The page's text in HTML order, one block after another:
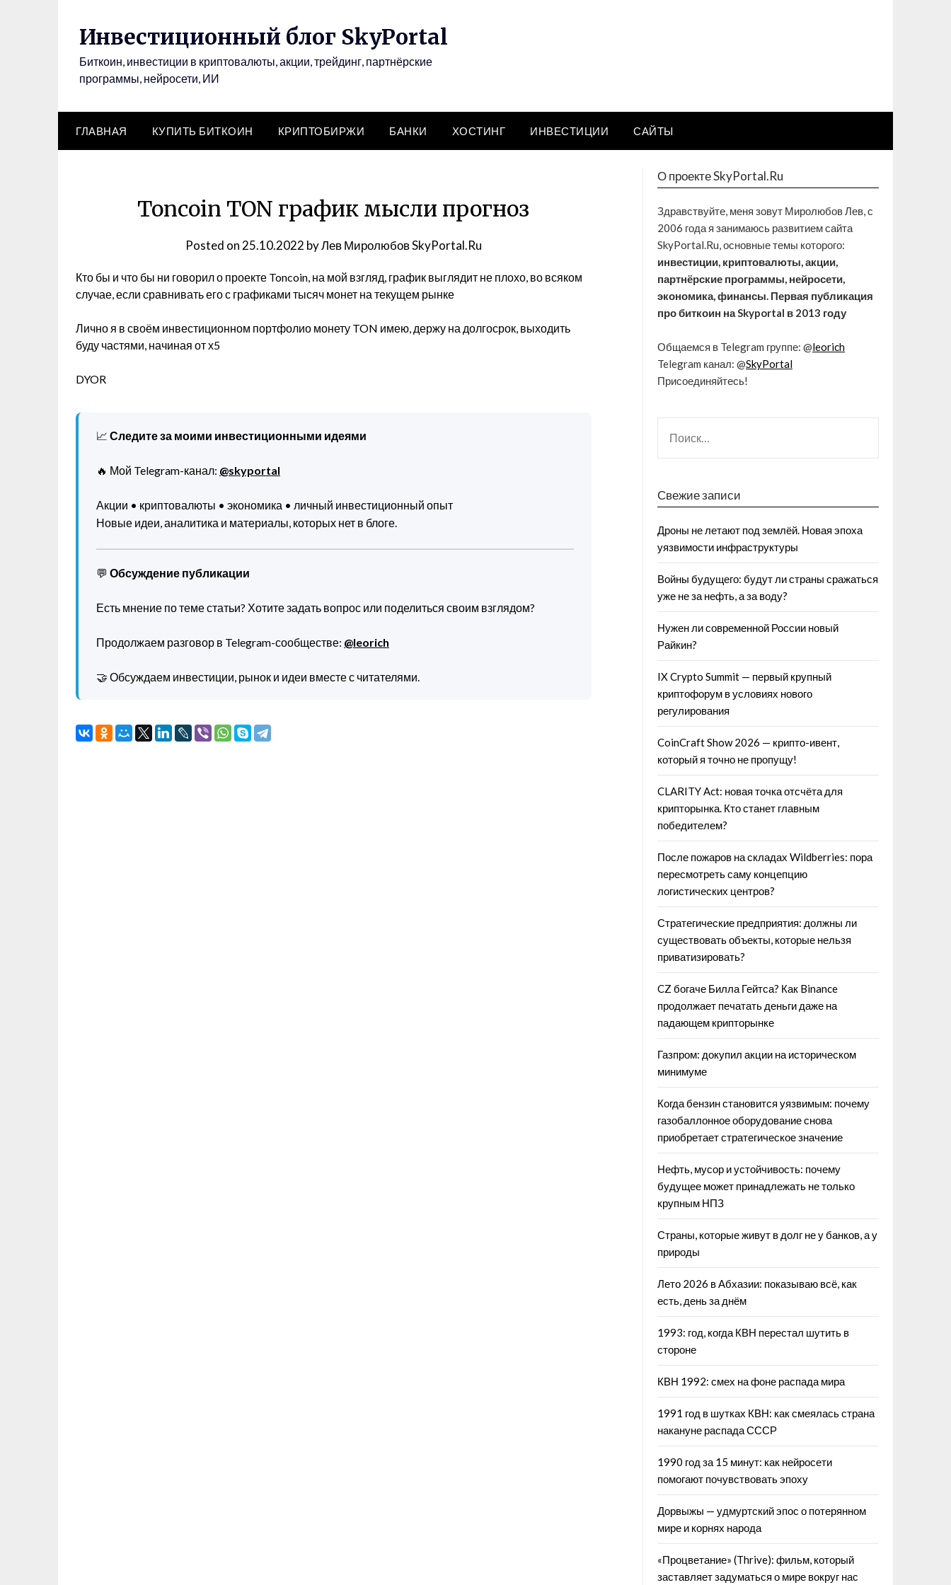
Инвестиционный блог SkyPortal
Биткоин, инвестиции в криптовалюты, акции, трейдинг, партнёрские
программы, нейросети, ИИ
ГЛАВНАЯ КУПИТЬ БИТКОИН КРИПТОБИРЖИ БАНКИ ХОСТИНГ ИНВЕСТИЦИИ САЙТЫ
Toncoin TON график мысли прогноз
Posted on 25.10.2022 byЛев Миролюбов SkyPortal.Ru
Кто бы и что бы ни говорил о проекте Toncoin, на мой взгляд, график выглядит не плохо, во всяком
случае, если сравнивать его с графиками тысяч монет на текущем рынке
Лично я в своём инвестиционном портфолио монету TON имею, держу на долгосрок, выходить
буду частями, начиная от х5
DYOR
📈 Следите за моими инвестиционными идеями
🔥 Мой Telegram-канал: @skyportal
Акции • криптовалюты • экономика • личный инвестиционный опыт
Новые идеи, аналитика и материалы, которых нет в блоге.
💬 Обсуждение публикации
Есть мнение по теме статьи? Хотите задать вопрос или поделиться своим взглядом?
Продолжаем разговор в Telegram-сообществе: @leorich
🤝 Обсуждаем инвестиции, рынок и идеи вместе с читателями.
О проекте SkyPortal.Ru
Здравствуйте, меня зовут Миролюбов Лев, с
2006 года я занимаюсь развитием сайта
SkyPortal.Ru, основные темы которого:
инвестиции, криптовалюты, акции,
партнёрские программы, нейросети,
экономика, финансы. Первая публикация
про биткоин на Skyportal в 2013 году
Общаемся в Telegram группе: @leorich
Telegram канал: @SkyPortal
Присоединяйтесь!
Свежие записи
Дроны не летают под землёй. Новая эпоха
уязвимости инфраструктуры
Войны будущего: будут ли страны сражаться
уже не за нефть, а за воду?
Нужен ли современной России новый
Райкин?
IX Crypto Summit — первый крупный
криптофорум в условиях нового
регулирования
CoinCraft Show 2026 — крипто-ивент,
который я точно не пропущу!
CLARITY Act: новая точка отсчёта для
крипторынка. Кто станет главным
победителем?
После пожаров на складах Wildberries: пора
пересмотреть саму концепцию
логистических центров?
Стратегические предприятия: должны ли
существовать объекты, которые нельзя
приватизировать?
CZ богаче Билла Гейтса? Как Binance
продолжает печатать деньги даже на
падающем крипторынке
Газпром: докупил акции на историческом
минимуме
Когда бензин становится уязвимым: почему
газобаллонное оборудование снова
приобретает стратегическое значение
Нефть, мусор и устойчивость: почему
будущее может принадлежать не только
крупным НПЗ
Страны, которые живут в долг не у банков, а у
природы
Лето 2026 в Абхазии: показываю всё, как
есть, день за днём
1993: год, когда КВН перестал шутить в
стороне
КВН 1992: смех на фоне распада мира
1991 год в шутках КВН: как смеялась страна
накануне распада СССР
1990 год за 15 минут: как нейросети
помогают почувствовать эпоху
Дорвыжы — удмуртский эпос о потерянном
мире и корнях народа
«Процветание» (Thrive): фильм, который
заставляет задуматься о мире вокруг нас